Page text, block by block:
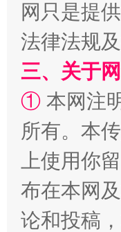
阿坝州三大
网只是提
法律法规
三、关于
① 本网注
所有。本
上使用你
布在本网
论和投稿